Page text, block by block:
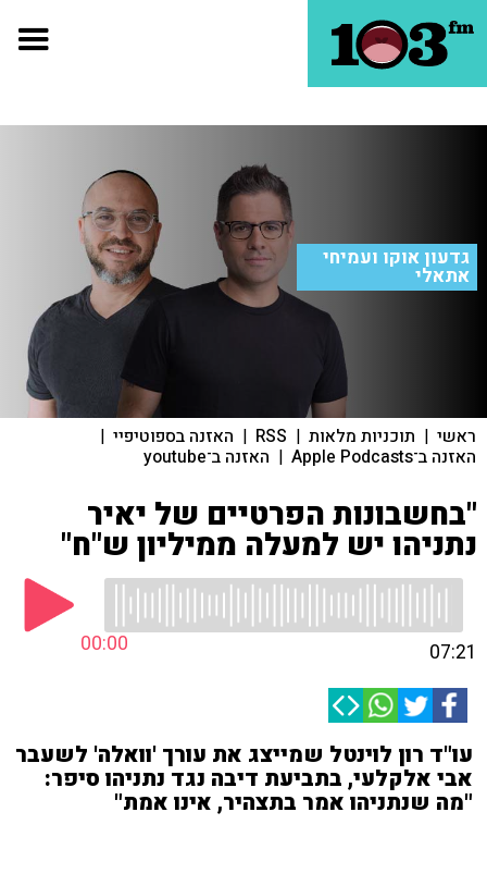
גדעון אוקו ועמיחי
אתאלי
ראשי | תוכניות מלאות |
RSS
| האזנה בספוטיפיי |
האזנה ב־Apple Podcasts | האזנה ב־youtube
"בחשבונות הפרטיים של יאיר
נתניהו יש למעלה ממיליון ש"ח"
00:00 07:21
עו"ד רון לוינטל שמייצג את עורך 'וואלה' לשעבר
אבי אלקלעי, בתביעת דיבה נגד נתניהו סיפר:
"מה שנתניהו אמר בתצהיר, אינו אמת"